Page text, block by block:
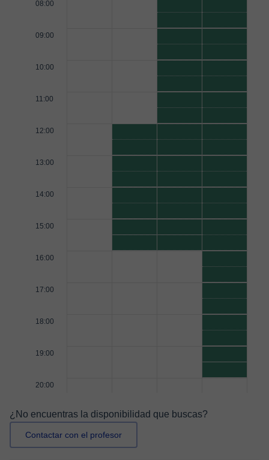
08:00
09:00
10:00
11:00
12:00
13:00
14:00
15:00
16:00
17:00
18:00
19:00
20:00
¿No encuentras la disponibilidad que buscas?
Contactar con el profesor